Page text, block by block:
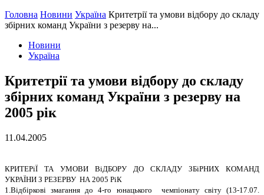
Головна Новини Україна Критетрiї та умови вiдбору до складу
збiрних команд України з резерву на...
Новини
Україна
Критетрiї та умови вiдбору до складу
збiрних команд України з резерву на
2005 рiк
11.04.2005
КРИТЕРiЇ ТА УМОВИ ВiДБОРУ ДО СКЛАДУ ЗБiРНИХ КОМАНД
УКРАЇНИ З РЕЗЕРВУ НА 2005 РiК
1.Вiдбiрковi змагання до 4-го юнацького чемпiонату свiту (13-17.07.